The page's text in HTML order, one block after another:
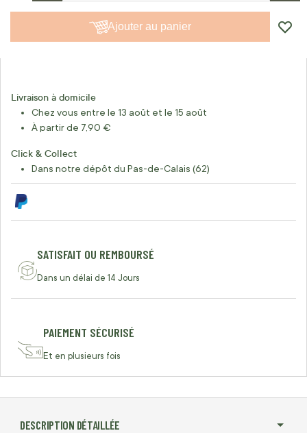
Ajouter au panier
Livraison à domicile
Chez vous entre le 13 août et le 15 août
À partir de 7,90 €
Click & Collect
Dans notre dépôt du Pas-de-Calais (62)
SATISFAIT OU REMBOURSÉ
Dans un délai de 14 Jours
PAIEMENT SÉCURISÉ
Et en plusieurs fois
DESCRIPTION DÉTAILLÉE